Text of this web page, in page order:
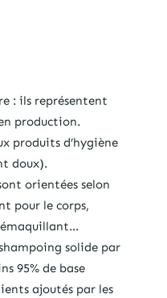
: ils représentent
production.
produits d’hygiène
doux).
orientées selon
pour le corps,
solide par
95% de base
ajoutés par les